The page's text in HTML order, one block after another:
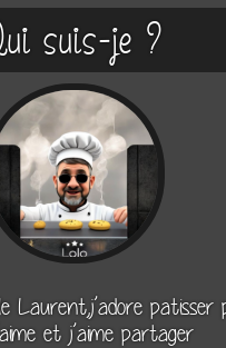
suis-je ?
Laurent,j’adore patisser
et j’aime partager